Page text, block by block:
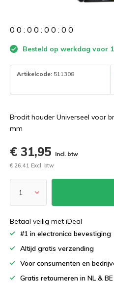
0 0 : 0 0 : 0 0 : 0 0
Besteld op werkdag voor
Artikelcode: 511308
Brodit houder Universeel voor
mm
€ 31,95
Incl. btw
€ 26,41 Excl. btw
Betaal veilig met iDeal
#1 in electronica bevestiging
Altijd gratis verzending
Voor consumenten en
Gratis retourneren in NL & BE